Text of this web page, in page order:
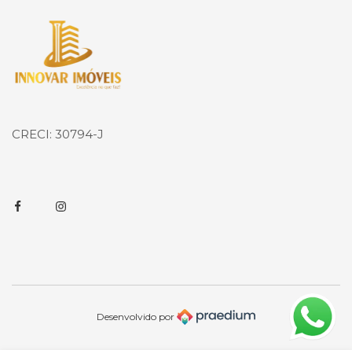
Página inicial
CRECI: 30794-J
FacebookInstagram
Desenvolvido por